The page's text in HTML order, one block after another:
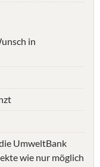
in
UmweltBank
wie nur möglich